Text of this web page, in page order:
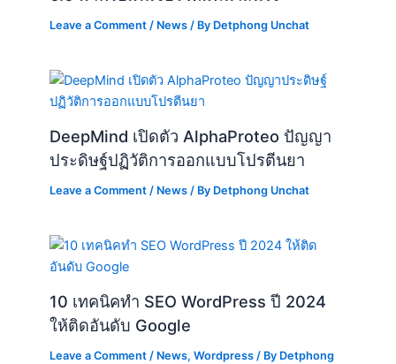
Leave a Comment / News / By Detphong Unchat
DeepMind เปิดตัว AlphaProteo ปัญญา
ประดิษฐ์ปฏิวัติการออกแบบโปรตีนยา
Leave a Comment / News / By Detphong Unchat
10 เทคนิคทำ SEO WordPress ปี 2024
ให้ติดอันดับ Google
Leave a Comment / News,Wordpress / By Detphong